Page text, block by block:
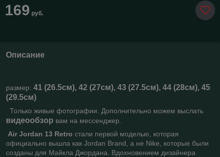
169 руб.
Описание
размер: 41 (26.5см), 42 (27см), 43 (27.5см), 44 (28см), 45
(29.5см)
Только живые фотографии. Дополнительно можем выслать
видеообзор вам на мессенджер.
Air Jordan 13 Retro стали первой моделью, которая
официально вышла как Jordan Brand, а не Nike, которые были
созданы для Майкла Джордана. Вдохновением дизайнера